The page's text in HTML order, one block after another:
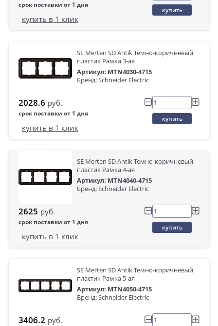
срок поставки от 1 дня
купить
купить в 1 клик
SE Merten SD Antik Темно-коричневый
пластик Рамка 3-ая
Артикул: MTN4030-4715
Бренд: Schneider Electric
2028.6 руб.
срок поставки от 1 дня
купить
купить в 1 клик
SE Merten SD Antik Темно-коричневый
пластик Рамка 4-ая
Артикул: MTN4040-4715
Бренд: Schneider Electric
2625 руб.
срок поставки от 1 дня
купить
купить в 1 клик
SE Merten SD Antik Темно-коричневый
пластик Рамка 5-ая
Артикул: MTN4050-4715
Бренд: Schneider Electric
3406.2 руб.